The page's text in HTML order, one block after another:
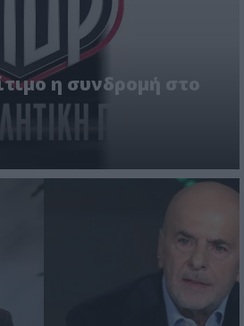
η συνδρομή στο